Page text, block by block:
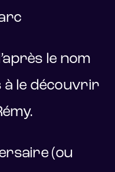
le nom
à le découvrir
(ou